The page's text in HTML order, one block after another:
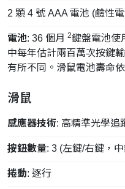
2 顆 4 號 AAA 電池 (鹼性
電池: 36 個月 2鍵盤電池使
中每年估計兩百萬次按鍵
有所不同。滑鼠電池壽命
滑鼠
感應器技術: 高精準光學追
按鈕數量: 3 (左鍵/右鍵，
捲動: 逐行